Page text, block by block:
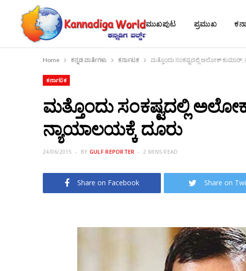
ಮುಖಪುಟ ಪ್ರಮುಖ
Home ಕನ್ನಡ ವಾರ್ತೆಗಳು ಕರ್ನಾಟಕ ಮತ್ತೊಂದು ಸಂಕಷ್ಟದಲ್ಲಿ ಅಲೋಕ್‌
ಕರ್ನಾಟಕ
ಮತ್ತೊಂದು ಸಂಕಷ್ಟದಲ್ಲಿ
ನ್ಯಾಯಾಲಯಕ್ಕೆ ದೂರು
24/06/2015 BY GULF REPORTER 2 MINS READ
Share on Facebook Share on